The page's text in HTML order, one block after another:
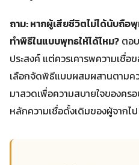
ถาม: หากผู้เสียชีวิตไม่ได้นับถือ
ทำพิธีในแบบพุทธให้ได้ไหม? ตอ
ประสงค์ แต่ควรเคารพความเชื่
เลือกจัดพิธีแบบผสมผสานตามค
มาสวดเพื่อความสบายใจของคร
หลักความเชื่อดั้งเดิมของผู้จากไป